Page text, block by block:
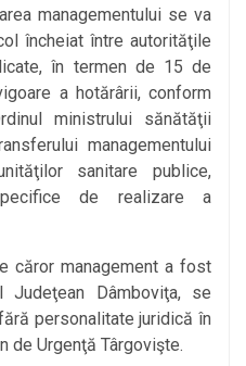
managementului se va
încheiat între autorităţile
în termen de 15 de
a hotărârii, conform
ministrului sănătăţii
managementului
sanitare publice,
de realizare a
management a fost
Dâmboviţa, se
personalitate juridică în
de Urgenţă Târgovişte.